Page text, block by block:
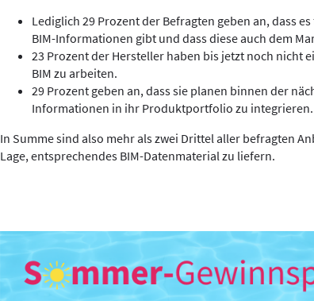
Lediglich 29 Prozent der Befragten geben an, dass
BIM-Informationen gibt und dass diese auch dem
23 Prozent der Hersteller haben bis jetzt noch nicht
BIM zu arbeiten.
29 Prozent geben an, dass sie planen binnen der
Informationen in ihr Produktportfolio zu integrieren.
In Summe sind also mehr als zwei Drittel aller befragten
Lage, entsprechendes BIM-Datenmaterial zu liefern.